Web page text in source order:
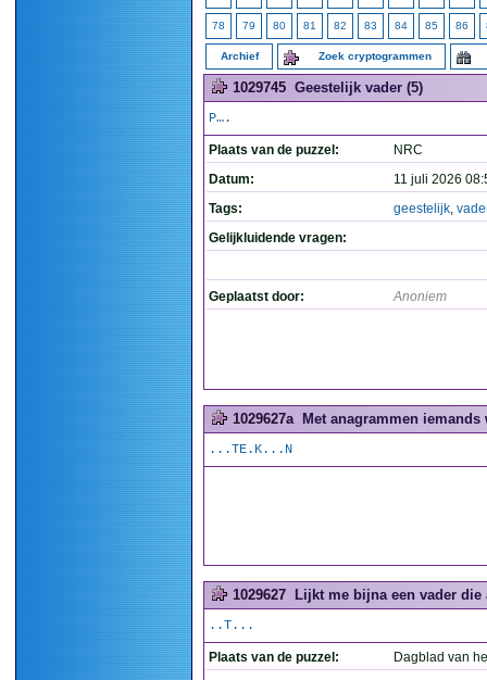
78 79 80 81 82 83 84 85 86
Archief Zoek cryptogrammen
1029745 Geestelijk vader (5)
P….
Plaats van de puzzel:
NRC
Datum:
11 juli 2026
Tags:
geestelijk,
Gelijkluidende vragen:
Geplaatst door: Anoniem
1029627a Met anagrammen iemands
...TE.K...N
1029627 Lijkt me bijna een vader
..T...
Plaats van de puzzel:
Dagblad van